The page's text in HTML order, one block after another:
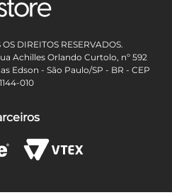
DIREITOS RESERVADOS.
Achilles Orlando Curtolo, nº 592
Edson - São Paulo/SP - BR - CEP
010